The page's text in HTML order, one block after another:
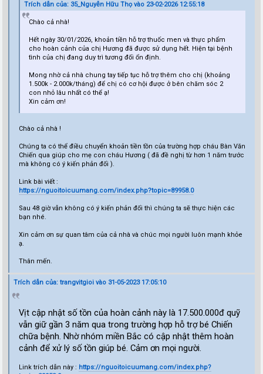
Trích dẫn của: 35_Nguyễn Hữu Thọ vào 23-02-2026 12:55:18
Chào cả nhà!
Hết ngày 30/01/2026, khoản tiền hỗ trợ thuốc men và thực phẩm
cho hoàn cảnh của chị Hương đã được sử dụng hết. Hiện tại bệnh
tình của chị đang duy trì tương đối ổn định.
Mong nhờ cả nhà chung tay tiếp tục hỗ trợ thêm cho chị (khoảng
1.500k - 2.000k/tháng) để chị có cơ hội được ở bên chăm sóc 2
con nhỏ lâu nhất có thể ạ!
Xin cảm ơn!
Chào cả nhà !
Chúng ta có thể điều chuyển khoản tiền tồn của trường hợp cháu Bàn Văn
Chiến qua giúp cho mẹ con cháu Hương ( đã đề nghị từ hơn 1 năm trước
mà không có ý kiến phản đối ).
Link bài viết :
https://nguoitoicuumang.com/index.php?topic=89958.0
Sau 48 giờ vẫn không có ý kiến phản đối thì chúng ta sẽ thực hiện các
bạn nhé.
Xin cảm ơn sự quan tâm của cả nhà và chúc mọi người luôn mạnh khỏe
ạ.
Thân mến.
Trích dẫn của: trangvitgioi vào 31-05-2023 17:05:10
Vịt cập nhật số tồn của hoàn cảnh này là 17.500.000đ quỹ
vẫn giữ gần 3 năm qua trong trường hợp hỗ trợ bé Chiến
chữa bệnh. Nhờ nhóm miền Bắc có cập nhật thêm hoàn
cảnh để xử lý số tồn giúp bé. Cảm ơn mọi người.
Link trích dẫn này : https://nguoitoicuumang.com/index.php?